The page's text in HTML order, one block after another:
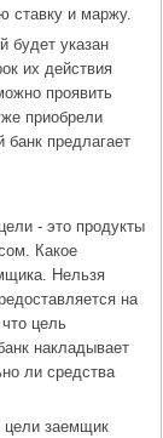
ставку и маржу.
будет указан
их действия
проявить
приобрели
банк предлагает
- это продукты
Какое
Нельзя
на
цель
накладывает
ли средства
заемщик